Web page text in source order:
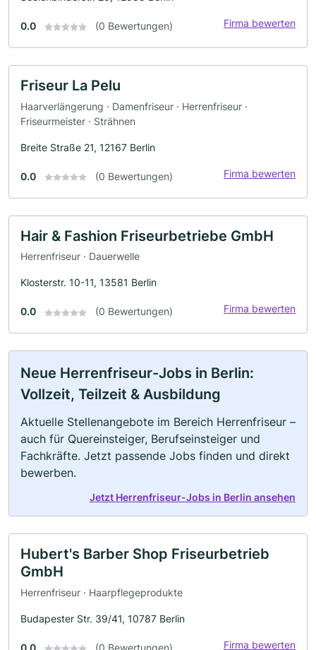
0.0 (0 Bewertungen) Firma bewerten
Friseur La Pelu
Haarverlängerung · Damenfriseur · Herrenfriseur ·
Friseurmeister · Strähnen
Breite Straße 21, 12167 Berlin
0.0 (0 Bewertungen) Firma bewerten
Hair & Fashion Friseurbetriebe GmbH
Herrenfriseur · Dauerwelle
Klosterstr. 10-11, 13581 Berlin
0.0 (0 Bewertungen) Firma bewerten
Neue Herrenfriseur-Jobs in Berlin:
Vollzeit, Teilzeit & Ausbildung
Aktuelle Stellenangebote im Bereich Herrenfriseur –
auch für Quereinsteiger, Berufseinsteiger und
Fachkräfte. Jetzt passende Jobs finden und direkt
bewerben.
Jetzt Herrenfriseur-Jobs in Berlin ansehen
Hubert's Barber Shop Friseurbetrieb
GmbH
Herrenfriseur · Haarpflegeprodukte
Budapester Str. 39/41, 10787 Berlin
0.0 (0 Bewertungen) Firma bewerten